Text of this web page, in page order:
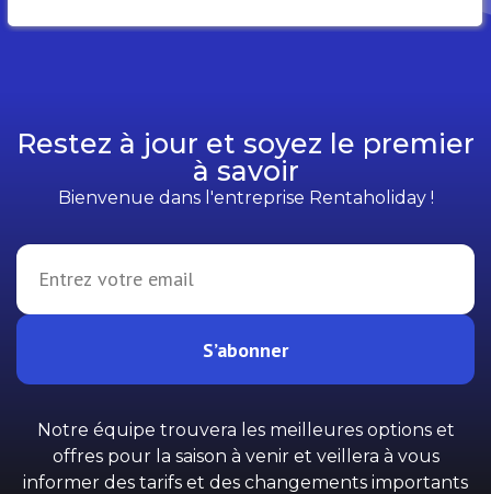
Restez à jour et soyez le premier
à savoir
Bienvenue dans l'entreprise Rentaholiday !
S’abonner
Notre équipe trouvera les meilleures options et
offres pour la saison à venir et veillera à vous
informer des tarifs et des changements importants